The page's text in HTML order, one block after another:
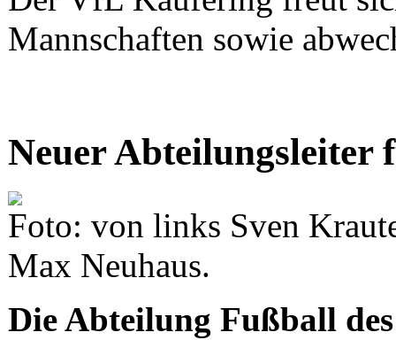
Mannschaften sowie
Neuer
Foto: von links Sven
Max Neuhaus.
Die Abteilung Fußball